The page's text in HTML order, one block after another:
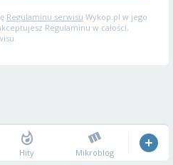
Regulaminu serwisu Wykop.pl w jego
Regulaminu w całości,
Hity Mikroblog